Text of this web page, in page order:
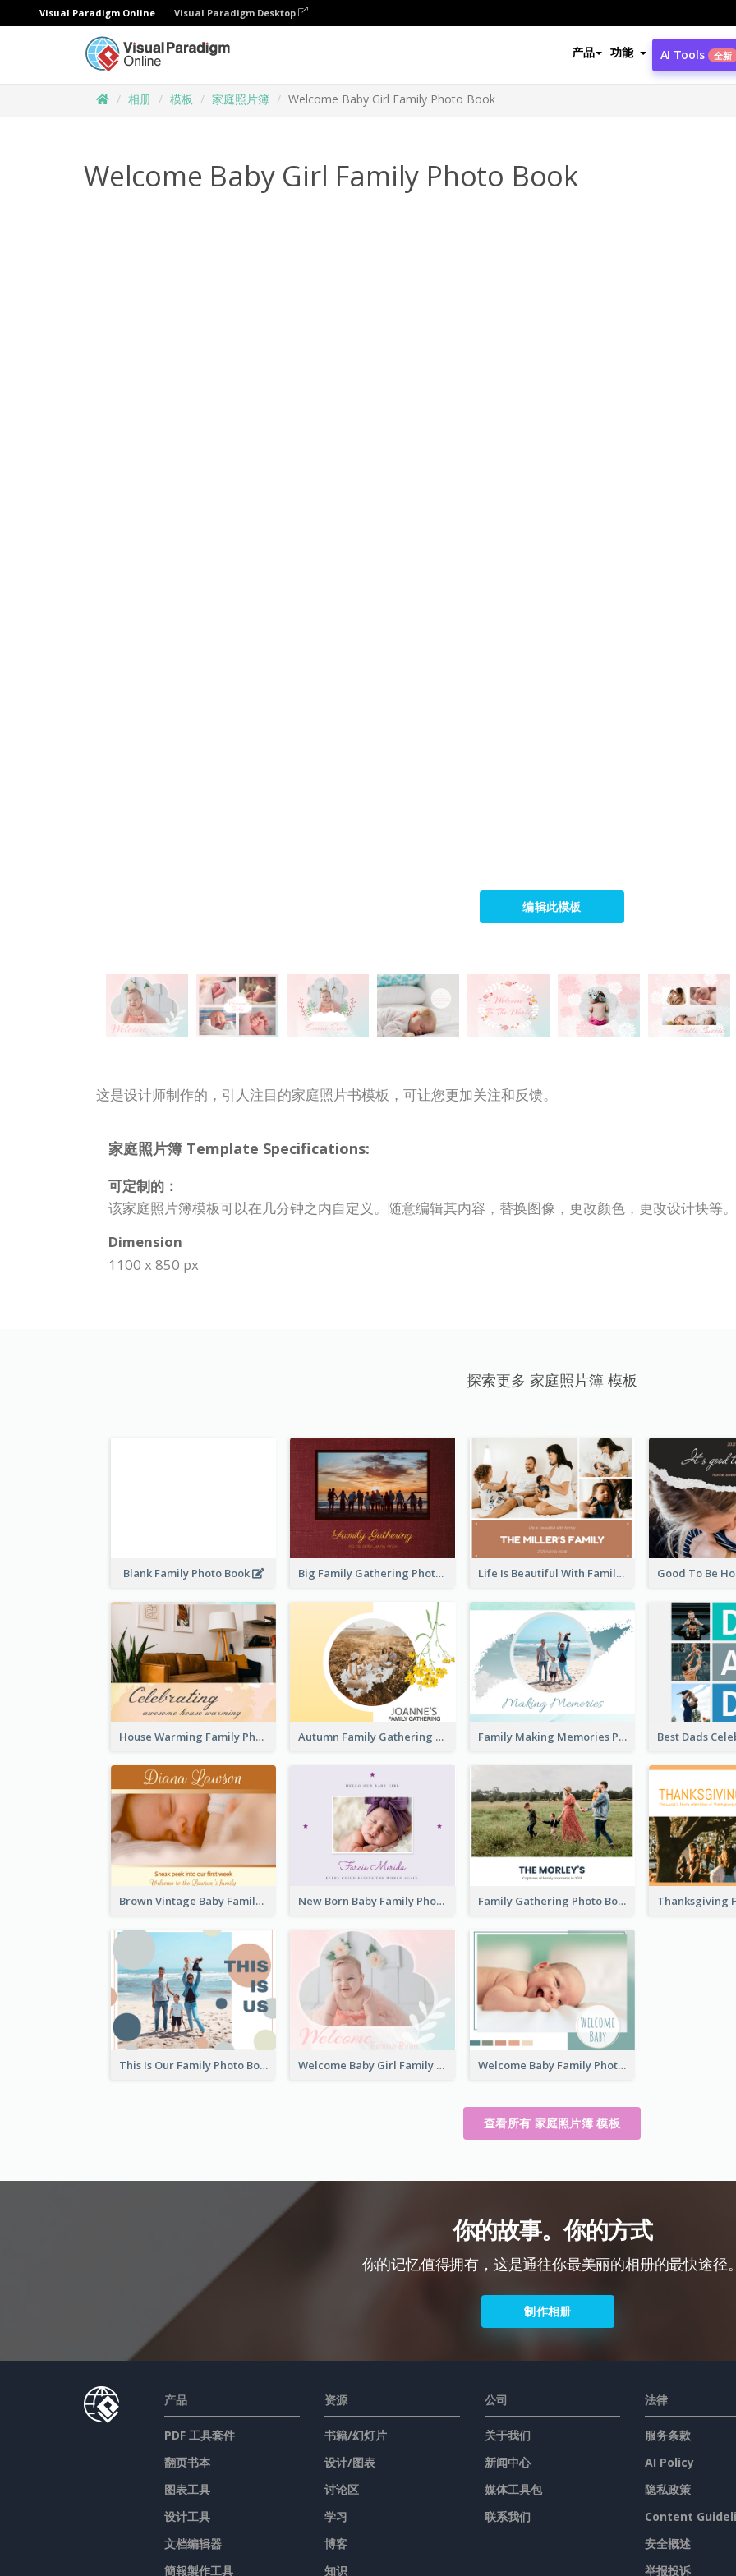
Visual Paradigm Online Visual Paradigm Desktop
产品 功能 AI Tools 全新
相册 模板 家庭照片簿 Welcome Baby Girl Family Photo Book
Welcome Baby Girl Family Photo Book
编辑此模板
这是设计师制作的，引人注目的家庭照片书模板，可让您更加关注和反馈。
家庭照片簿 Template Specifications:
可定制的：
该家庭照片簿模板可以在几分钟之内自定义。随意编辑其内容，替换图像，更改颜色，更改设计块等。
Dimension
1100 x 850 px
探索更多 家庭照片簿 模板
Blank Family Photo Book Big Family Gathering Photo Book Life Is Beautiful With Family Photo Book
House Warming Family Photo Book Autumn Family Gathering Photo Book Family Making Memories Photo Book
Brown Vintage Baby Family Photo Book New Born Baby Family Photo Book Family Gathering Photo Book
This Is Our Family Photo Book Welcome Baby Girl Family Photo Book Welcome Baby Family Photo Book
查看所有 家庭照片簿 模板
你的故事。你的方式
你的记忆值得拥有，这是通往你最美丽的相册的最快途径
制作相册
产品
PDF 工具套件
翻页书本
图表工具
设计工具
文档编辑器
簡報製作工具
资源
书籍/幻灯片
设计/图表
讨论区
学习
博客
知识
公司
关于我们
新闻中心
媒体工具包
联系我们
法律
服务条款
AI Policy
隐私政策
Content
安全概述
举报投诉